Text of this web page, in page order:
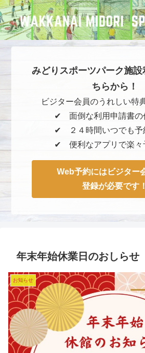
みどりスポーツパーク施設
ちらから！
ビジター会員のうれしい特
✔︎ 面倒な利用申請書の
✔︎ ２４時間いつでも予
✔︎ 便利なアプリで楽々
Web予約にはビジター
登録が必要です！
年末年始休業日のおしらせ
お知らせ